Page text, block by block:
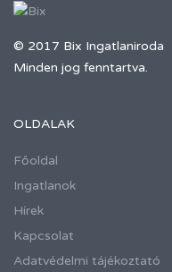
© 2017 Bix Ingatlaniroda
Minden jog fenntartva.
OLDALAK
Főoldal
Ingatlanok
Hírek
Kapcsolat
Adatvédelmi tájékoztató